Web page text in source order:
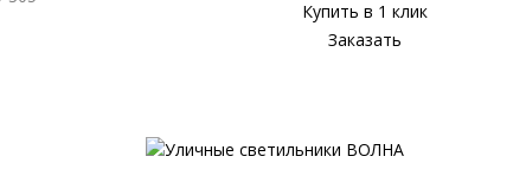
Купить в 1 клик
Заказать